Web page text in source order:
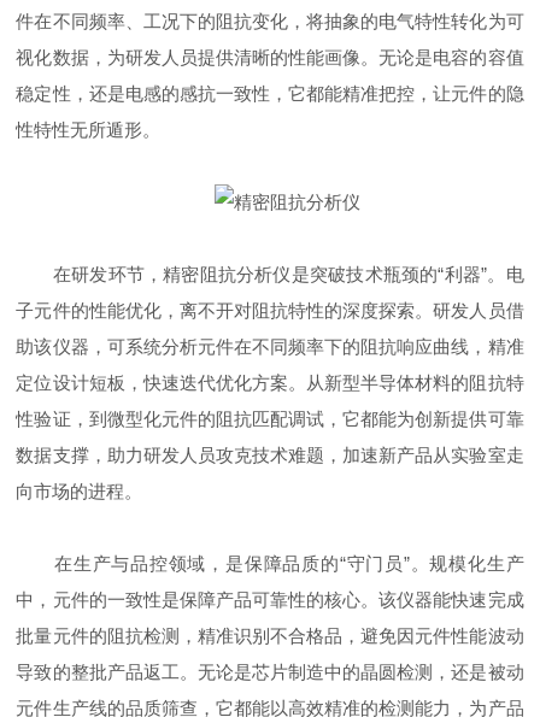
件在不同频率、工况下的阻抗变化，将抽象的电气特性转化为可
视化数据，为研发人员提供清晰的性能画像。无论是电容的容值
稳定性，还是电感的感抗一致性，它都能精准把控，让元件的隐
性特性无所遁形。
在研发环节，精密阻抗分析仪是突破技术瓶颈的“利器”。电
子元件的性能优化，离不开对阻抗特性的深度探索。研发人员借
助该仪器，可系统分析元件在不同频率下的阻抗响应曲线，精准
定位设计短板，快速迭代优化方案。从新型半导体材料的阻抗特
性验证，到微型化元件的阻抗匹配调试，它都能为创新提供可靠
数据支撑，助力研发人员攻克技术难题，加速新产品从实验室走
向市场的进程。
在生产与品控领域，是保障品质的“守门员”。规模化生产
中，元件的一致性是保障产品可靠性的核心。该仪器能快速完成
批量元件的阻抗检测，精准识别不合格品，避免因元件性能波动
导致的整批产品返工。无论是芯片制造中的晶圆检测，还是被动
元件生产线的品质筛查，它都能以高效精准的检测能力，为产品